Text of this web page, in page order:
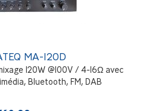
MA-120D
120W @100V / 4-16Ω avec
Bluetooth, FM, DAB